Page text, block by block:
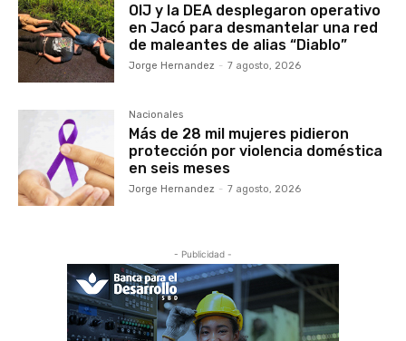
OIJ y la DEA desplegaron operativo
en Jacó para desmantelar una red
de maleantes de alias “Diablo”
Jorge Hernandez - 7 agosto, 2026
Nacionales
Más de 28 mil mujeres pidieron
protección por violencia doméstica
en seis meses
Jorge Hernandez - 7 agosto, 2026
- Publicidad -